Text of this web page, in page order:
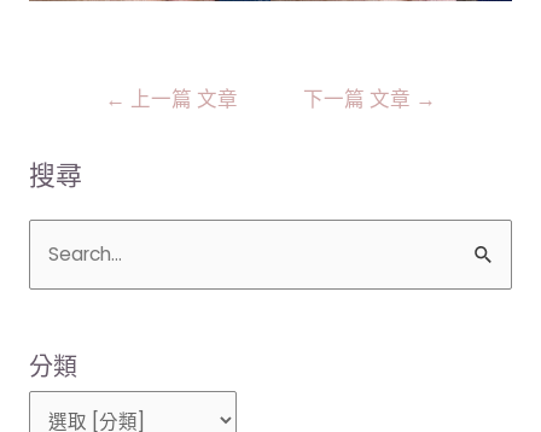
← 上一篇 文章 下一篇 文章 →
搜尋
尋
鍵
分類